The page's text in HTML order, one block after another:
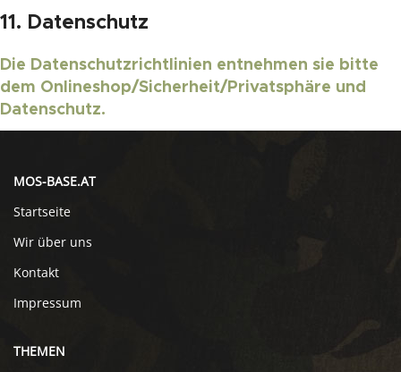
11. Datenschutz
Die Datenschutzrichtlinien entnehmen sie bitte
dem Onlineshop/Sicherheit/Privatsphäre und
Datenschutz.
MOS-BASE.AT
Startseite
Wir über uns
Kontakt
Impressum
THEMEN